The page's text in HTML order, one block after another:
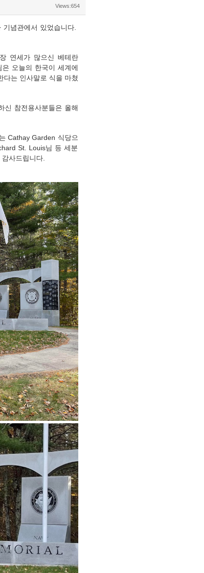
Views:654
념관에서 있었습니다.
연세가 많으신 베테란
오늘의 한국이 세계에
다는 인사말로 식을 마쳤
신 참전용사분들은 올해
Cathay Garden 식당으
St. Louis님 등 세분
사드립니다.